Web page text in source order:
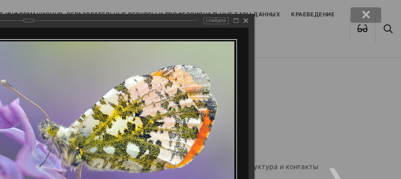
ИНФОРМАЦИОННО-ОБРАЗОВАТЕЛЬНЫЕ РЕСУРСЫ И ПРОФЕССИОНАЛЬНЫЕ БАЗЫ ДАННЫХ КРАЕВЕДЕНИЕ
Структура и контакты
слайдер